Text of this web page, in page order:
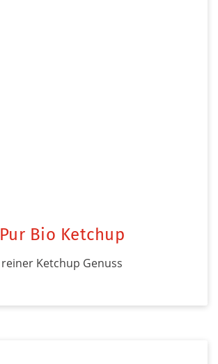
Pur Bio Ketchup
reiner Ketchup Genuss